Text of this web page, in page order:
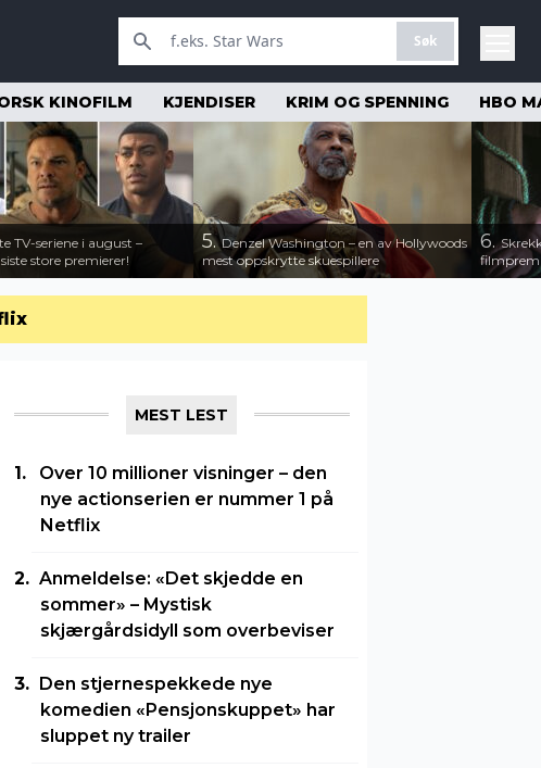
Søk
KINOFILM KJENDISER KRIM OG SPENNING HBO
TV-seriene i august –
store premierer!
5.Denzel Washington – en av Hollywoods
mest oppskrytte skuespillere
6.
MEST LEST
Over 10 millioner visninger – den
nye actionserien er nummer 1 på
Netflix
Anmeldelse: «Det skjedde en
sommer» – Mystisk
skjærgårdsidyll som overbeviser
Den stjernespekkede nye
komedien «Pensjonskuppet» har
sluppet ny trailer